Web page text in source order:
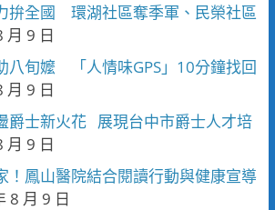
拚全國 環湖社區奪季軍、民榮社區
月 9 日
八旬嬤 「人情味GPS」10分鐘找回
月 9 日
爵士新火花 展現台中市爵士人才培
月 9 日
！鳳山醫院結合閱讀行動與健康宣導
8 月 9 日